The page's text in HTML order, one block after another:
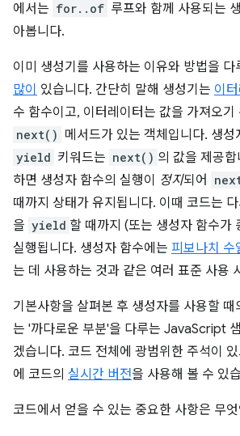
에서는 for..of 루프와 함께 사용되는
아봅니다.
이미 생성기를 사용하는 이유와 방법을 다
많이 있습니다. 간단히 말해 생성기는 이
수 함수이고, 이터레이터는 값을 가져오기
next() 메서드가 있는 객체입니다. 생성
yield 키워드는 next() 의 값을 제공합
하면 생성자 함수의 실행이 정지되어
때까지 상태가 유지됩니다. 이때 코드는
을 yield 할 때까지 (또는 생성자 함수가
실행됩니다. 생성자 함수에는 피보나치 수
는 데 사용하는 것과 같은 여러 표준 사용
기본사항을 살펴본 후 생성자를 사용할 때
는 '까다로운 부분'을 다루는 JavaScript
겠습니다. 코드 전체에 광범위한 주석이
에 코드의 실시간 버전을 사용해 볼 수 있
코드에서 얻을 수 있는 중요한 사항은 무